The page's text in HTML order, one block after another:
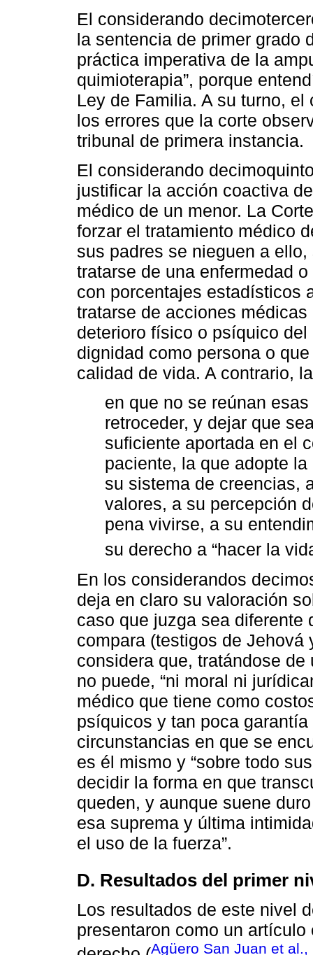
El considerando
la sentencia de primer grado
práctica imperativa de la
quimioterapia”, porque
Ley de Familia. A su turno,
los errores que la corte
tribunal de primera instancia.
El considerando
justificar la acción coactiva
médico de un menor. La
forzar el tratamiento médico
sus padres se nieguen a
tratarse de una enfermedad
con porcentajes estadísticos
tratarse de acciones
deterioro físico o psíquico
dignidad como persona o
calidad de vida. A contrario,
en que no se reúnan
retroceder, y dejar que
suficiente aportada en el
paciente, la que adopte
su sistema de creencias,
valores, a su percepción
pena vivirse, a su
su derecho a “hacer la
En los considerandos
deja en claro su valoración
caso que juzga sea diferente
compara (testigos de
considera que, tratándose
no puede, “ni moral ni
médico que tiene como
psíquicos y tan poca
circunstancias en que se
es él mismo y “sobre todo
decidir la forma en que
queden, y aunque suene
esa suprema y última
el uso de la fuerza”.
D. Resultados del primer
Los resultados de este nivel
presentaron como un
Agüero San Juan et al.,